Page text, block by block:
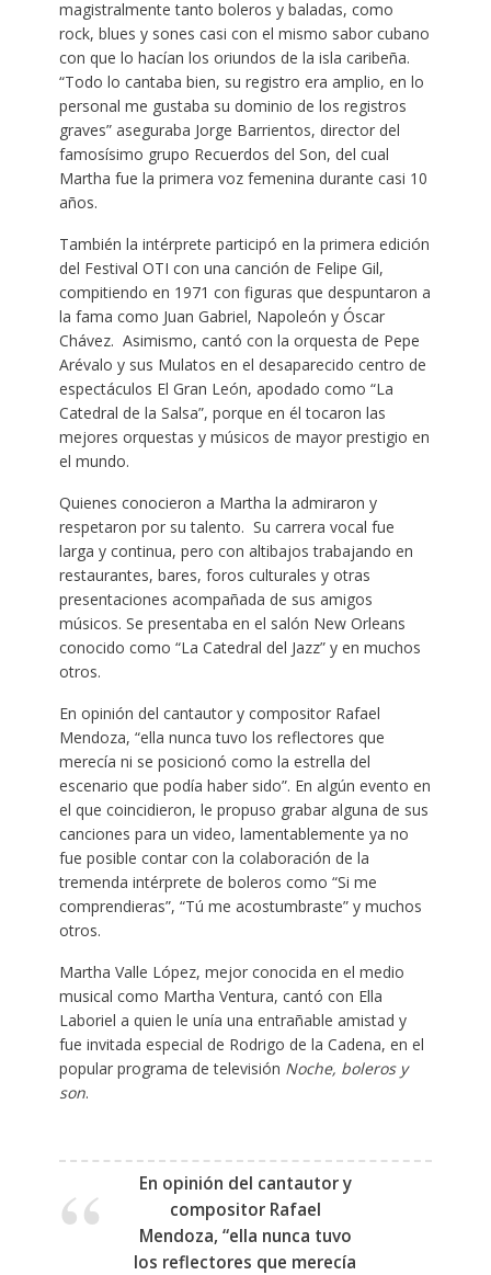
magistralmente tanto boleros y baladas, como
rock, blues y sones casi con el mismo sabor cubano
con que lo hacían los oriundos de la isla caribeña.
“Todo lo cantaba bien, su registro era amplio, en lo
personal me gustaba su dominio de los registros
graves” aseguraba Jorge Barrientos, director del
famosísimo grupo Recuerdos del Son, del cual
Martha fue la primera voz femenina durante casi 10
años.
También la intérprete participó en la primera edición
del Festival OTI con una canción de Felipe Gil,
compitiendo en 1971 con figuras que despuntaron a
la fama como Juan Gabriel, Napoleón y Óscar
Chávez. Asimismo, cantó con la orquesta de Pepe
Arévalo y sus Mulatos en el desaparecido centro de
espectáculos El Gran León, apodado como “La
Catedral de la Salsa”, porque en él tocaron las
mejores orquestas y músicos de mayor prestigio en
el mundo.
Quienes conocieron a Martha la admiraron y
respetaron por su talento. Su carrera vocal fue
larga y continua, pero con altibajos trabajando en
restaurantes, bares, foros culturales y otras
presentaciones acompañada de sus amigos
músicos. Se presentaba en el salón New Orleans
conocido como “La Catedral del Jazz” y en muchos
otros.
En opinión del cantautor y compositor Rafael
Mendoza, “ella nunca tuvo los reflectores que
merecía ni se posicionó como la estrella del
escenario que podía haber sido”. En algún evento en
el que coincidieron, le propuso grabar alguna de sus
canciones para un video, lamentablemente ya no
fue posible contar con la colaboración de la
tremenda intérprete de boleros como “Si me
comprendieras”, “Tú me acostumbraste” y muchos
otros.
Martha Valle López, mejor conocida en el medio
musical como Martha Ventura, cantó con Ella
Laboriel a quien le unía una entrañable amistad y
fue invitada especial de Rodrigo de la Cadena, en el
popular programa de televisión Noche, boleros y
son.
En opinión del cantautor y
compositor Rafael
Mendoza, “ella nunca tuvo
los reflectores que merecía